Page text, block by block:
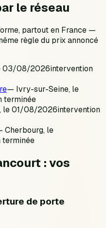
le réseau
partout en France —
règle du prix annoncé
03/08/2026intervention
— Ivry-sur-Seine, le
terminée
, le01/08/2026intervention
Cherbourg, le
terminée
: vos
de porte